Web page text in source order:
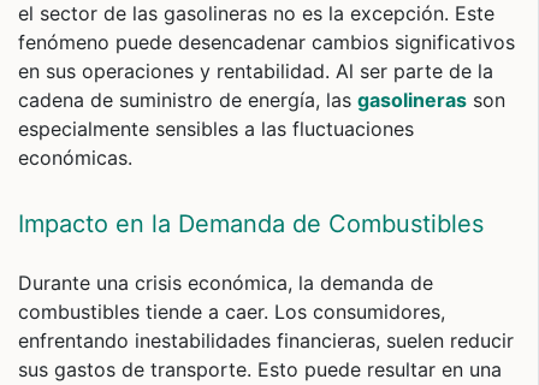
el sector de las gasolineras no es la excepción. Este
fenómeno puede desencadenar cambios significativos
en sus operaciones y rentabilidad. Al ser parte de la
cadena de suministro de energía, las gasolineras son
especialmente sensibles a las fluctuaciones
económicas.
Impacto en la Demanda de Combustibles
Durante una crisis económica, la demanda de
combustibles tiende a caer. Los consumidores,
enfrentando inestabilidades financieras, suelen reducir
sus gastos de transporte. Esto puede resultar en una